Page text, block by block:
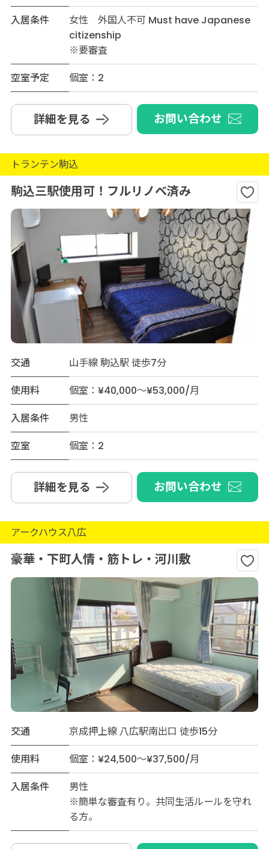
入居条件
女性 外国人不可 Must have Japanese
citizenship
※要審査
空室予定
個室：2
詳細を見る お問い合わせ
トランテン駒込
駒込三駅使用可！フルリノベ済み
交通
山手線 駒込駅 徒歩7分
使用料
個室：¥40,000～¥53,000/月
入居条件
男性
空室
個室：2
詳細を見る お問い合わせ
アークハウス八広
豪華・下町人情・筋トレ・河川敷
交通
京成押上線 八広駅南出口 徒歩15分
使用料
個室：¥24,500～¥37,500/月
入居条件
男性
※簡単な審査有り。共同生活ルールを守れ
る方。